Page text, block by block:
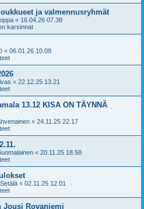
ja valmennusryhmät
« 16.04.26 07.38
karsinnat
« 06.01.26 10.09
« 22.12.25 13.21
13.12 KISA ON TÄYNNÄ
« 24.11.25 22.17
« 20.11.25 18.58
« 02.11.25 12.01
Jousi Rovaniemi